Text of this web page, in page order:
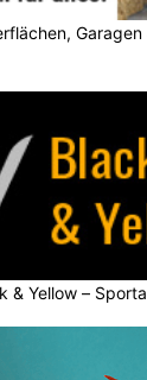
& Yellow –